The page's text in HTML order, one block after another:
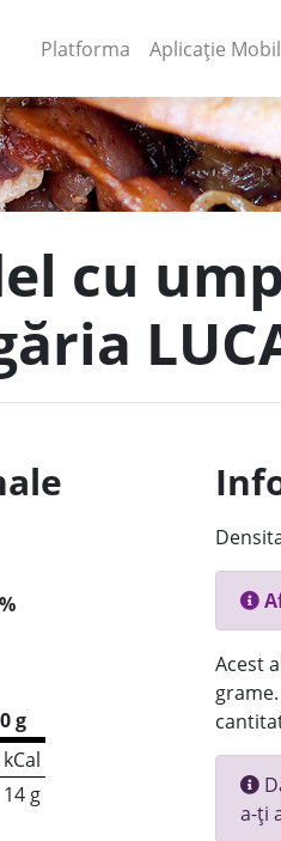
Platforma (current)
Aplicație Mobil
cu
g
14 g
Acest
a-ți